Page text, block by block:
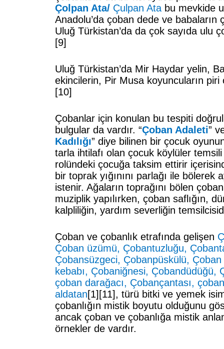
Çolpan Ata/ Çulpan Ata bu mevkide
Anadolu’da çoban dede ve babaların
Uluğ Türkistan’da da çok sayıda ulu
[9]
Uluğ Türkistan’da Mir Haydar yelin,
ekincilerin, Pir Musa koyuncuların piri
[10]
Çobanlar için konulan bu tespiti
bulgular da vardır. “Çoban Adaleti”
Kadılığı” diye bilinen bir çocuk
tarla ihtilafı olan çocuk köylüler
rolündeki çocuğa taksim ettirir
bir toprak yığınını parlağı ile bölerek
istenir. Ağaların toprağını bölen
muziplik yapılırken, çoban saflığın,
kalpliliğin, yardım severliğin
Çoban ve çobanlık etrafında gelişen
Çoban üzümü, Çobantuzluğu,
Çobansüzgeci, Çobanpüskülü,
kebabı, Çobaniğnesi, Çobandüdüğü,
çoban darağacı, Çobançantası,
aldatan[1] [11], türü bitki ve yemek
çobanlığın mistik boyutu olduğunu
ancak çoban ve çobanlığa mistik
örnekler de vardır.